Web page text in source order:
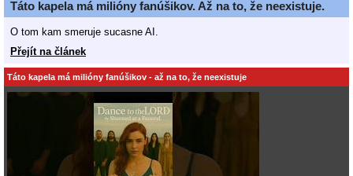
Táto kapela má milióny fanúšikov. Až na to, že neexistuje.
O tom kam smeruje sucasne AI.
Přejít na článek
Táto kapela má milióny fanúšikov - až na to, že neexistuje